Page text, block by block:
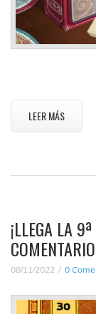
LEER MÁS
¡LLEGA LA
08/11/2022 0